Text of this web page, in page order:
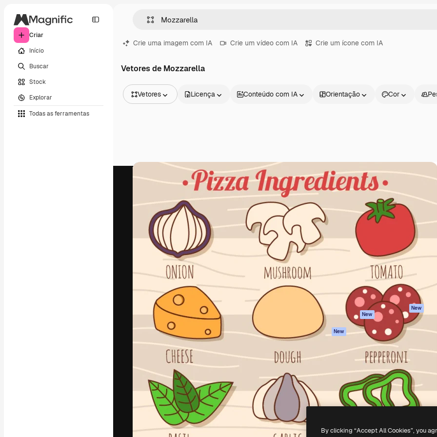
Criar
Início
Buscar
Stock
Explorar
Todas as ferramentas
Crie uma imagem com IA Crie um vídeo com IA Crie um ícone com IA
Vetores de Mozzarella
Vetores
Vídeos
Animações
Modelos 3D
Licença Conteúdo com IA Orientação Cor
A plataforma criativa para você direcionar
seu melhor trabalho. Mais de 1 milhão de
assinantes entre criativos, empresas,
agências e estúdios.
Português
Produtos
Spaces
Assistente de IA
Gerador de
Gerador de vídeos
Conteúdo de stock
MCP para
Claude/ChatGPT
New
Agentes New
App móvel
ferramentas
Começar
Documentação
Atendimento
Termos e
condições
Política de
privacidade
Originais
New
Política de
Central de
confiabilidade
Afiliados
Empresas
Copyright © 2010-2026 Freepik Company S.L.U. Todos os direitos reservados.
By clicking “Accept All Cookies”, you